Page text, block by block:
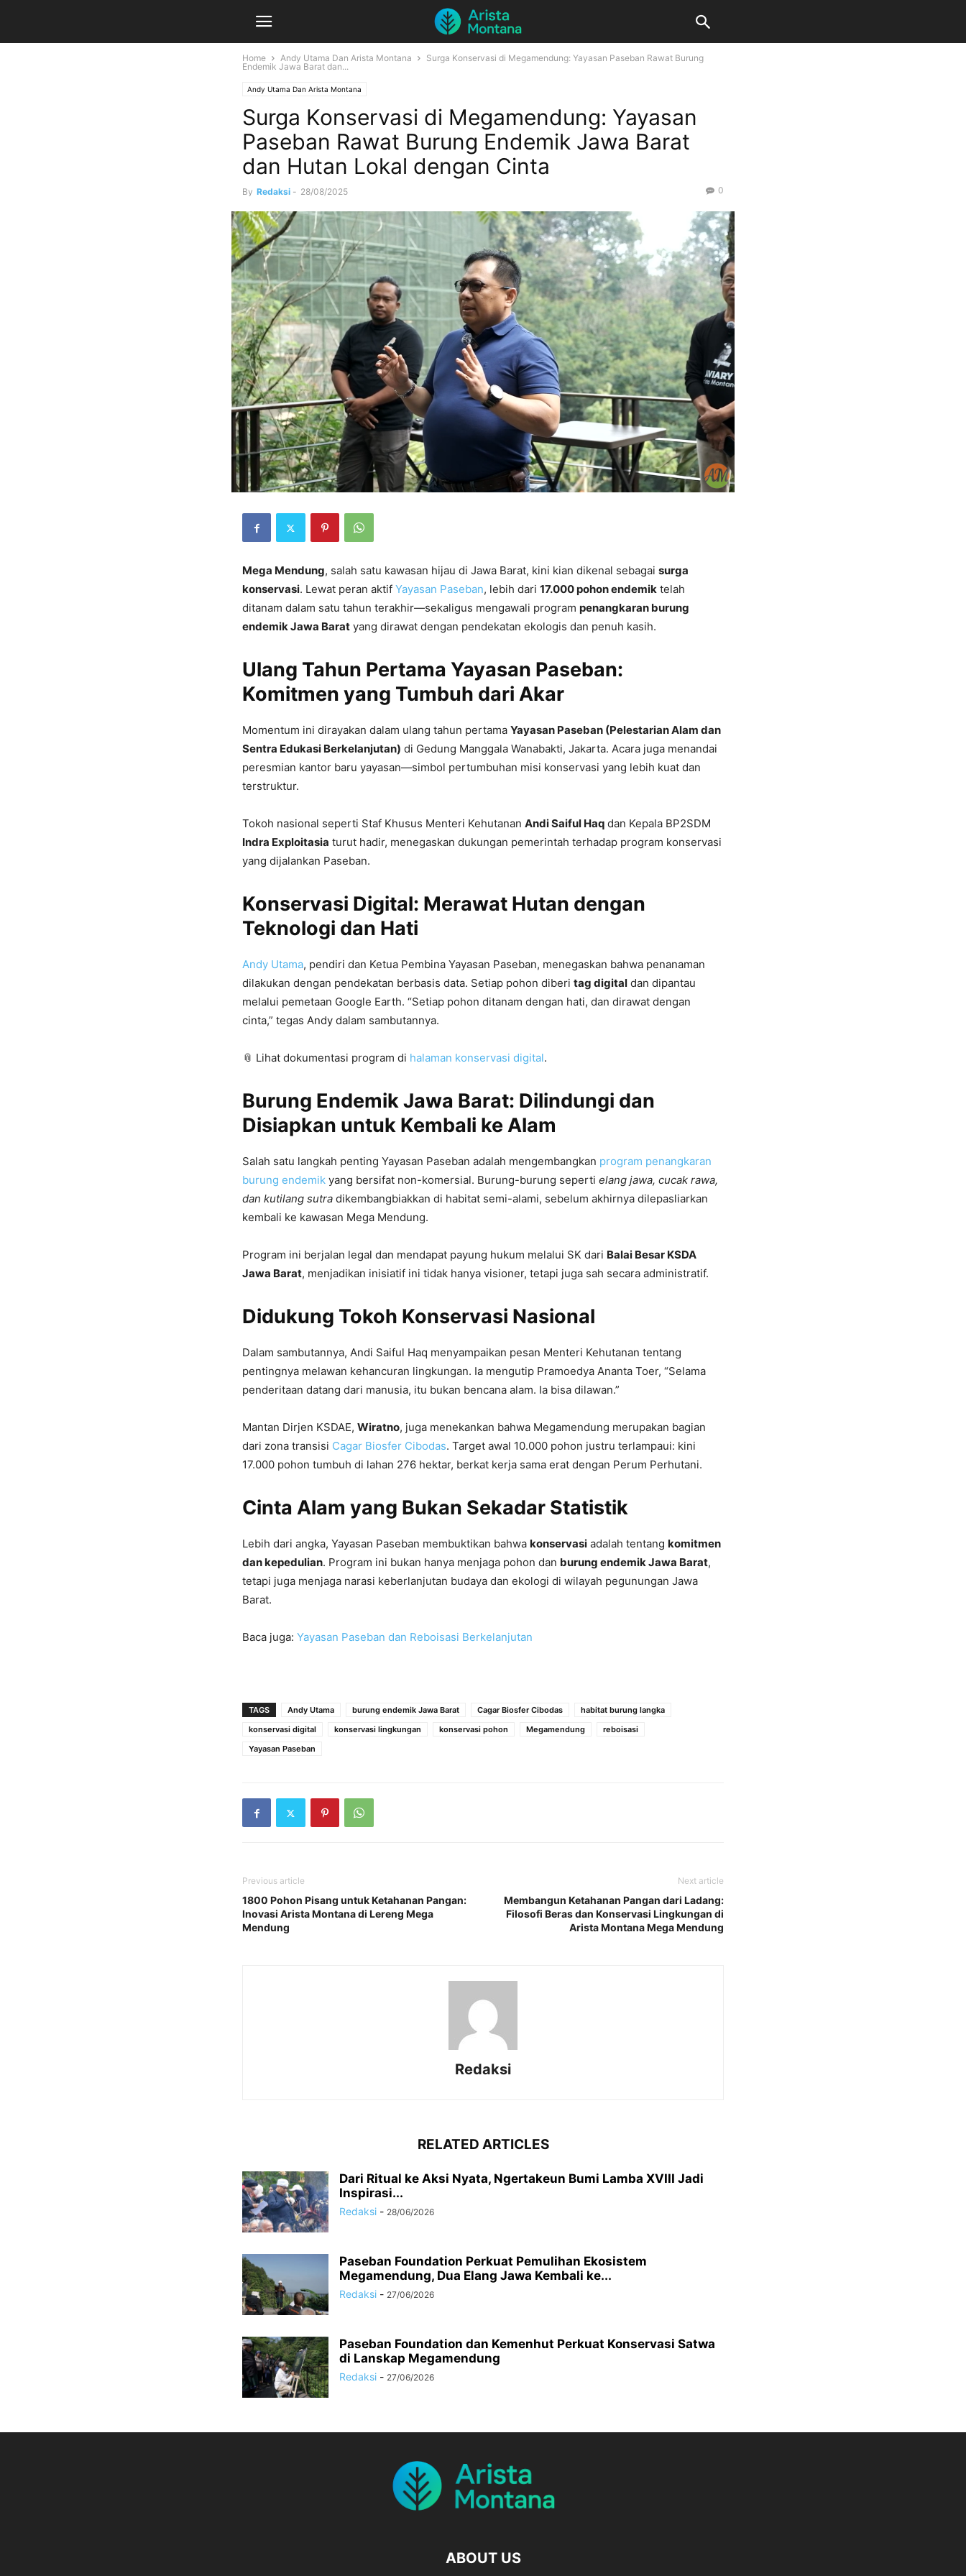
Home Andy Utama Dan Arista Montana
Surga Konservasi di Megamendung: Yayasan Paseban Rawat Burung
Endemik Jawa Barat dan...
Andy Utama Dan Arista Montana
Surga Konservasi di Megamendung: Yayasan
Paseban Rawat Burung Endemik Jawa Barat
dan Hutan Lokal dengan Cinta
By Redaksi - 28/08/2025 0
Mega Mendung, salah satu kawasan hijau di Jawa Barat, kini kian dikenal sebagai surga
konservasi. Lewat peran aktif Yayasan Paseban, lebih dari 17.000 pohon endemik telah
ditanam dalam satu tahun terakhir—sekaligus mengawali program penangkaran burung
endemik Jawa Barat yang dirawat dengan pendekatan ekologis dan penuh kasih.
Ulang Tahun Pertama Yayasan Paseban:
Komitmen yang Tumbuh dari Akar
Momentum ini dirayakan dalam ulang tahun pertama Yayasan Paseban (Pelestarian Alam dan
Sentra Edukasi Berkelanjutan) di Gedung Manggala Wanabakti, Jakarta. Acara juga menandai
peresmian kantor baru yayasan—simbol pertumbuhan misi konservasi yang lebih kuat dan
terstruktur.
Tokoh nasional seperti Staf Khusus Menteri Kehutanan Andi Saiful Haq dan Kepala BP2SDM
Indra Exploitasia turut hadir, menegaskan dukungan pemerintah terhadap program konservasi
yang dijalankan Paseban.
Konservasi Digital: Merawat Hutan dengan
Teknologi dan Hati
Andy Utama, pendiri dan Ketua Pembina Yayasan Paseban, menegaskan bahwa penanaman
dilakukan dengan pendekatan berbasis data. Setiap pohon diberi tag digital dan dipantau
melalui pemetaan Google Earth. “Setiap pohon ditanam dengan hati, dan dirawat dengan
cinta,” tegas Andy dalam sambutannya.
📎 Lihat dokumentasi program di halaman konservasi digital.
Burung Endemik Jawa Barat: Dilindungi dan
Disiapkan untuk Kembali ke Alam
Salah satu langkah penting Yayasan Paseban adalah mengembangkan program penangkaran
burung endemik yang bersifat non-komersial. Burung-burung seperti elang jawa, cucak rawa,
dan kutilang sutra dikembangbiakkan di habitat semi-alami, sebelum akhirnya dilepasliarkan
kembali ke kawasan Mega Mendung.
Program ini berjalan legal dan mendapat payung hukum melalui SK dari Balai Besar KSDA
Jawa Barat, menjadikan inisiatif ini tidak hanya visioner, tetapi juga sah secara administratif.
Didukung Tokoh Konservasi Nasional
Dalam sambutannya, Andi Saiful Haq menyampaikan pesan Menteri Kehutanan tentang
pentingnya melawan kehancuran lingkungan. Ia mengutip Pramoedya Ananta Toer, “Selama
penderitaan datang dari manusia, itu bukan bencana alam. Ia bisa dilawan.”
Mantan Dirjen KSDAE, Wiratno, juga menekankan bahwa Megamendung merupakan bagian
dari zona transisi Cagar Biosfer Cibodas. Target awal 10.000 pohon justru terlampaui: kini
17.000 pohon tumbuh di lahan 276 hektar, berkat kerja sama erat dengan Perum Perhutani.
Cinta Alam yang Bukan Sekadar Statistik
Lebih dari angka, Yayasan Paseban membuktikan bahwa konservasi adalah tentang komitmen
dan kepedulian. Program ini bukan hanya menjaga pohon dan burung endemik Jawa Barat,
tetapi juga menjaga narasi keberlanjutan budaya dan ekologi di wilayah pegunungan Jawa
Barat.
Baca juga: Yayasan Paseban dan Reboisasi Berkelanjutan
TAGS Andy Utama burung endemik Jawa Barat Cagar Biosfer Cibodas
habitat burung langka
konservasi digital
konservasi lingkungan konservasi pohon Megamendung
reboisasi
Yayasan Paseban
Previous article
1800 Pohon Pisang untuk Ketahanan Pangan:
Inovasi Arista Montana di Lereng Mega
Mendung
Next article
Membangun Ketahanan Pangan dari Ladang:
Filosofi Beras dan Konservasi Lingkungan di
Arista Montana Mega Mendung
Redaksi
RELATED ARTICLES
Dari Ritual ke Aksi Nyata, Ngertakeun Bumi Lamba XVIII Jadi
Inspirasi...
Redaksi - 28/06/2026
Paseban Foundation Perkuat Pemulihan Ekosistem
Megamendung, Dua Elang Jawa Kembali ke...
Redaksi - 27/06/2026
Paseban Foundation dan Kemenhut Perkuat Konservasi Satwa
di Lanskap Megamendung
Redaksi - 27/06/2026
ABOUT US